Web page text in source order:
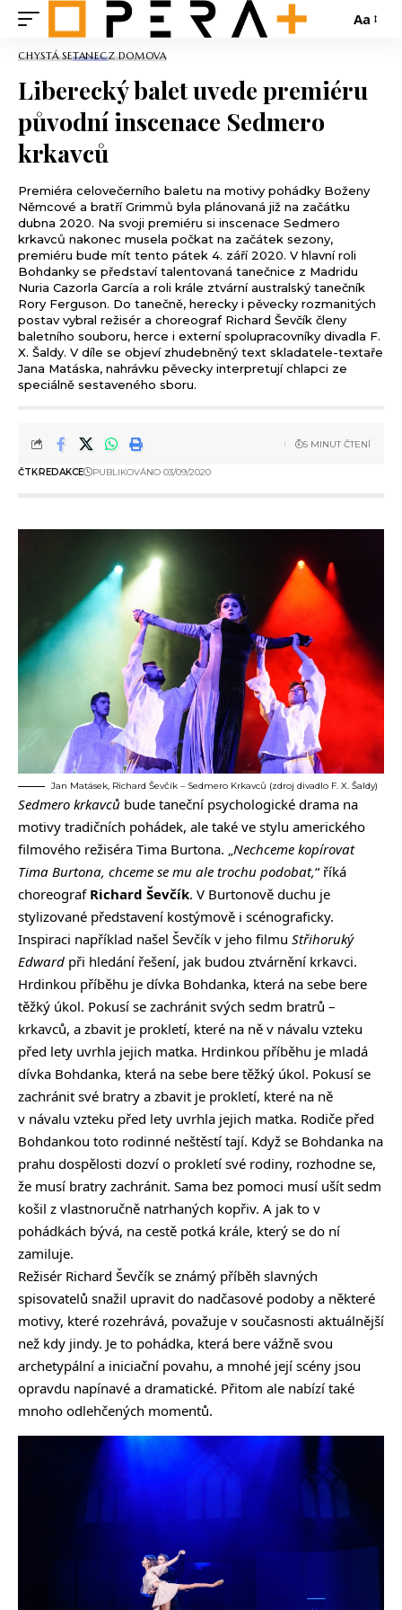
Aa
CHYSTÁ SETANECZ DOMOVA
Liberecký balet uvede premiéru
původní inscenace Sedmero
krkavců
Premiéra celovečerního baletu na motivy pohádky Boženy
Němcové a bratří Grimmů byla plánovaná již na začátku
dubna 2020. Na svoji premiéru si inscenace Sedmero
krkavců nakonec musela počkat na začátek sezony,
premiéru bude mít tento pátek 4. září 2020. V hlavní roli
Bohdanky se představí talentovaná tanečnice z Madridu
Nuria Cazorla García a roli krále ztvární australský tanečník
Rory Ferguson. Do tanečně, herecky i pěvecky rozmanitých
postav vybral režisér a choreograf Richard Ševčík členy
baletního souboru, herce i externí spolupracovníky divadla F.
X. Šaldy. V díle se objeví zhudebněný text skladatele-textaře
Jana Matáska, nahrávku pěvecky interpretují chlapci ze
speciálně sestaveného sboru.
ČTKREDAKCE PUBLIKOVÁNO 03/09/2020
5 MINUT ČTENÍ
Jan Matásek, Richard Ševčík – Sedmero Krkavců (zdroj divadlo F. X. Šaldy)
Sedmero krkavců bude taneční psychologické drama na
motivy tradičních pohádek, ale také ve stylu amerického
filmového režiséra Tima Burtona. „Nechceme kopírovat
Tima Burtona, chceme se mu ale trochu podobat,“ říká
choreograf Richard Ševčík. V Burtonově duchu je
stylizované představení kostýmově i scénograficky.
Inspiraci například našel Ševčík v jeho filmu Střihoruký
Edward při hledání řešení, jak budou ztvárnění krkavci.
Hrdinkou příběhu je dívka Bohdanka, která na sebe bere
těžký úkol. Pokusí se zachránit svých sedm bratrů –
krkavců, a zbavit je prokletí, které na ně v návalu vzteku
před lety uvrhla jejich matka. Hrdinkou příběhu je mladá
dívka Bohdanka, která na sebe bere těžký úkol. Pokusí se
zachránit své bratry a zbavit je prokletí, které na ně
v návalu vzteku před lety uvrhla jejich matka. Rodiče před
Bohdankou toto rodinné neštěstí tají. Když se Bohdanka na
prahu dospělosti dozví o prokletí své rodiny, rozhodne se,
že musí bratry zachránit. Sama bez pomoci musí ušít sedm
košil z vlastnoručně natrhaných kopřiv. A jak to v
pohádkách bývá, na cestě potká krále, který se do ní
zamiluje.
Režisér Richard Ševčík se známý příběh slavných
spisovatelů snažil upravit do nadčasové podoby a některé
motivy, které rozehrává, považuje v současnosti aktuálnější
než kdy jindy. Je to pohádka, která bere vážně svou
archetypální a iniciační povahu, a mnohé její scény jsou
opravdu napínavé a dramatické. Přitom ale nabízí také
mnoho odlehčených momentů.